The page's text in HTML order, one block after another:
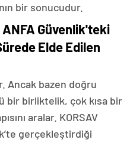
bir sonucudur.
ANFA Güvenlik'teki
Elde Edilen
Ancak bazen doğru
bir birliktelik, çok kısa bir
aralar. KORSAV
gerçekleştirdiği